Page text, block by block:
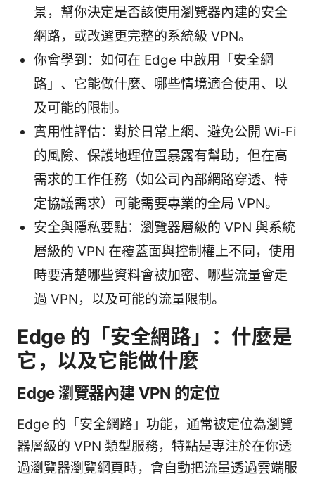
景，幫你決定是否該使用瀏覽器內建的安全
網路，或改選更完整的系統級 VPN。
你會學到：如何在 Edge 中啟用「安全網
路」、它能做什麼、哪些情境適合使用、以
及可能的限制。
實用性評估：對於日常上網、避免公開 Wi‑Fi
的風險、保護地理位置暴露有幫助，但在高
需求的工作任務（如公司內部網路穿透、特
定協議需求）可能需要專業的全局 VPN。
安全與隱私要點：瀏覽器層級的 VPN 與系統
層級的 VPN 在覆蓋面與控制權上不同，使用
時要清楚哪些資料會被加密、哪些流量會走
過 VPN，以及可能的流量限制。
Edge 的「安全網路」：什麼是
它，以及它能做什麼
Edge 瀏覽器內建 VPN 的定位
Edge 的「安全網路」功能，通常被定位為瀏覽
器層級的 VPN 類型服務，特點是專注於在你透
過瀏覽器瀏覽網頁時，會自動把流量透過雲端服